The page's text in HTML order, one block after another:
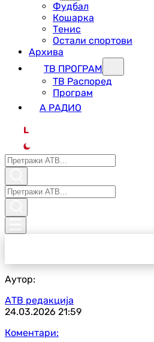
Фудбал
Кошарка
Тенис
Остали спортови
Архива
ТВ ПРОГРАМ
ТВ Распоред
Програм
А РАДИО
L
Аутор:
АТВ редакција
24.03.2026 21:59
Коментари: